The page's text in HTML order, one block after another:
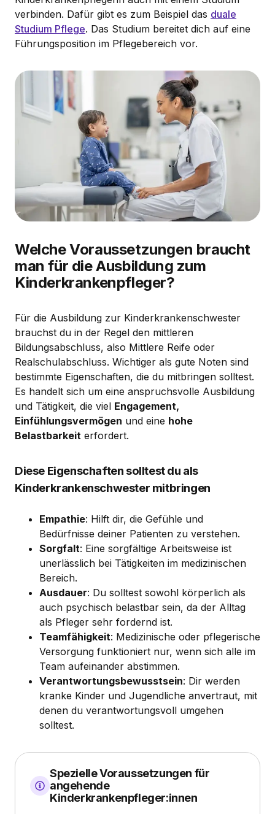
verbinden. Dafür gibt es zum Beispiel das duale
Studium Pflege. Das Studium bereitet dich auf eine
Führungsposition im Pflegebereich vor.
Welche Voraussetzungen braucht
man für die Ausbildung zum
Kinderkrankenpfleger?
Für die Ausbildung zur Kinderkrankenschwester
brauchst du in der Regel den mittleren
Bildungsabschluss, also Mittlere Reife oder
Realschulabschluss. Wichtiger als gute Noten sind
bestimmte Eigenschaften, die du mitbringen solltest.
Es handelt sich um eine anspruchsvolle Ausbildung
und Tätigkeit, die viel Engagement,
Einfühlungsvermögen und eine hohe
Belastbarkeit erfordert.
Diese Eigenschaften solltest du als
Kinderkrankenschwester mitbringen
Empathie: Hilft dir, die Gefühle und
Bedürfnisse deiner Patienten zu verstehen.
Sorgfalt: Eine sorgfältige Arbeitsweise ist
unerlässlich bei Tätigkeiten im medizinischen
Bereich.
Ausdauer: Du solltest sowohl körperlich als
auch psychisch belastbar sein, da der Alltag
als Pfleger sehr fordernd ist.
Teamfähigkeit: Medizinische oder pflegerische
Versorgung funktioniert nur, wenn sich alle im
Team aufeinander abstimmen.
Verantwortungsbewusstsein: Dir werden
kranke Kinder und Jugendliche anvertraut, mit
denen du verantwortungsvoll umgehen
solltest.
Spezielle Voraussetzungen für
angehende
Kinderkrankenpfleger:innen